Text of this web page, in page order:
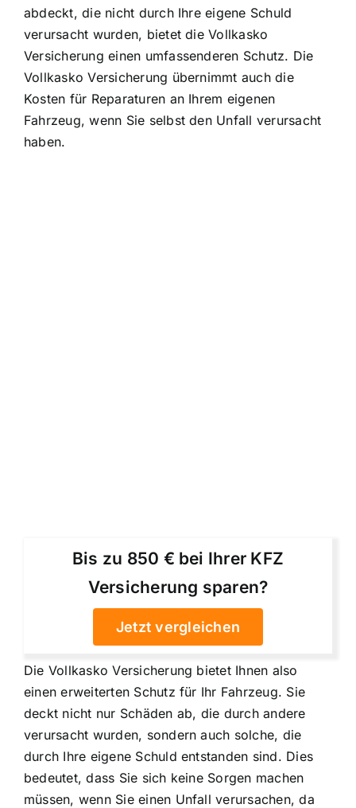
abdeckt, die nicht durch Ihre eigene Schuld
verursacht wurden, bietet die Vollkasko
Versicherung einen umfassenderen Schutz. Die
Vollkasko Versicherung übernimmt auch die
Kosten für Reparaturen an Ihrem eigenen
Fahrzeug, wenn Sie selbst den Unfall verursacht
haben.
Bis zu 850 € bei Ihrer KFZ
Versicherung sparen?
Jetzt vergleichen
Die Vollkasko Versicherung bietet Ihnen also
einen erweiterten Schutz für Ihr Fahrzeug. Sie
deckt nicht nur Schäden ab, die durch andere
verursacht wurden, sondern auch solche, die
durch Ihre eigene Schuld entstanden sind. Dies
bedeutet, dass Sie sich keine Sorgen machen
müssen, wenn Sie einen Unfall verursachen, da